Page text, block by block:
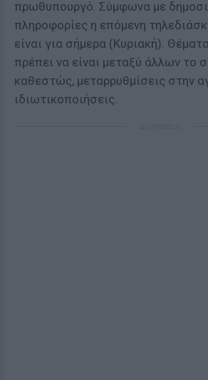
πρωθυπουργό. Σύμφωνα με
πληροφορίες η επόμενη
είναι για σήμερα (Κυριακή).
πρέπει να είναι μεταξύ άλλων το
καθεστώς, μεταρρυθμίσεις στην
ιδιωτικοποιήσεις.